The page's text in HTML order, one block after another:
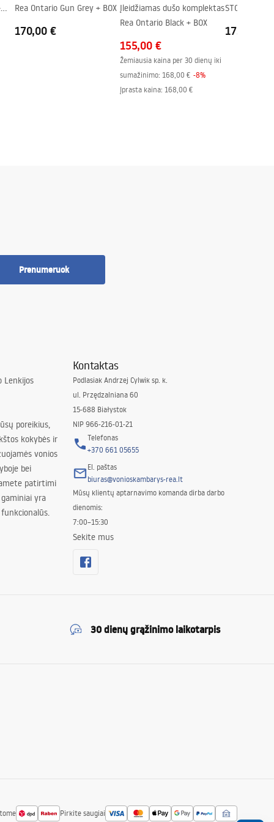
Rea Ontario Gun Grey + BOX
170,00 €
Įleidžiamas dušo komplektas
Rea Ontario Black + BOX
155,00 €
Žemiausia kaina per 30 dienų iki
sumažinimo: 168,00 € -8%
Įprasta kaina: 168,00 €
STORM
173,00 €
Prenumeruok
Lenkijos
poreikius,
kokybės ir
vonios
bei
patirtimi
yra
Kontaktas
Podlasiak Andrzej Cylwik sp. k.
ul. Przędzalniana 60
15-688 Białystok
NIP 966-216-01-21
Telefonas
+370 661 05655
El. paštas
biuras@vonioskambarys-rea.lt
Mūsų klientų aptarnavimo komanda dirba darbo
dienomis:
7:00–15:30
Sekite mus
30 dienų grąžinimo laikotarpis
Pirkite saugiai